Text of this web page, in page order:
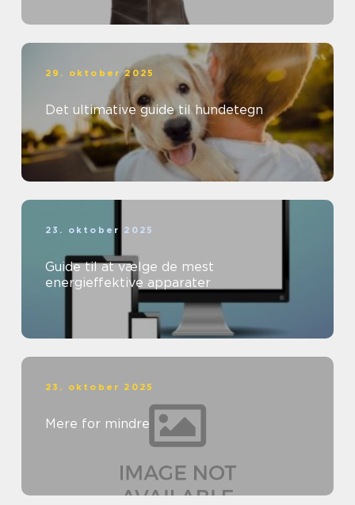
29. oktober 2025
Det ultimative guide til hundetegn
23. oktober 2025
Guide til at vælge de mest
energieffektive apparater
23. oktober 2025
Mere for mindre